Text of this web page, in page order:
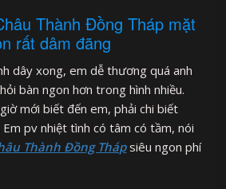
Thành Đồng Tháp mặt
rất dâm đãng
dây xong, em dễ thương quá anh
bàn ngon hơn trong hình nhiều.
mới biết đến em, phải chi biết
pv nhiệt tình có tâm có tầm, nói
Thành Đồng Thápsiêu ngon phí